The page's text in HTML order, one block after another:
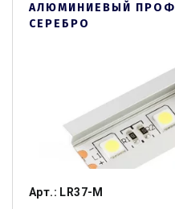
АЛЮМИНИЕВЫЙ
СЕРЕБРО
Арт.: LR37-M